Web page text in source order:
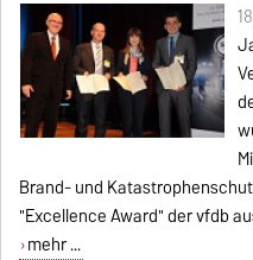
Brand- und
"Excellence Award" der vfdb
mehr ...